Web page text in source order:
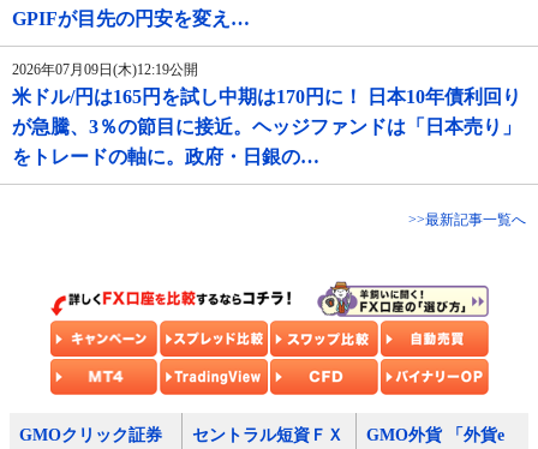
GPIFが目先の円安を変え…
2026年07月09日(木)12:19公開
米ドル/円は165円を試し中期は170円に！ 日本10年債利回り
が急騰、3％の節目に接近。ヘッジファンドは「日本売り」
をトレードの軸に。政府・日銀の…
>>最新記事一覧へ
GMOクリック証券
セントラル短資ＦＸ
GMO外貨 「外貨e